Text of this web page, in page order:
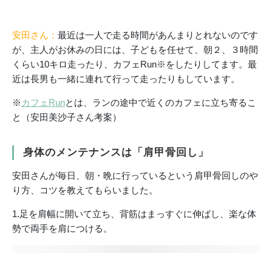
安田さん： 最近は一人で走る時間があんまりとれないのです
が、主人がお休みの日には、子どもを任せて、朝２、３時間
くらい10キロ走ったり、カフェRun※をしたりしてます。最
近は長男も一緒に連れて行って走ったりもしています。
※ カフェRunとは、ランの途中で近くのカフェに立ち寄るこ
と（安田美沙子さん考案）
身体のメンテナンスは「肩甲骨回し」
安田さんが毎日、朝・晩に行っているという肩甲骨回しのや
り方、コツを教えてもらいました。
1.足を肩幅に開いて立ち、背筋はまっすぐに伸ばし、楽な体
勢で両手を肩につける。